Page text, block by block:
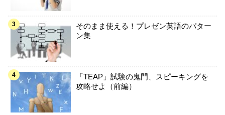
そのまま使える！プレゼン英語のパター
ン集
「TEAP」試験の鬼門、スピーキングを
攻略せよ（前編）